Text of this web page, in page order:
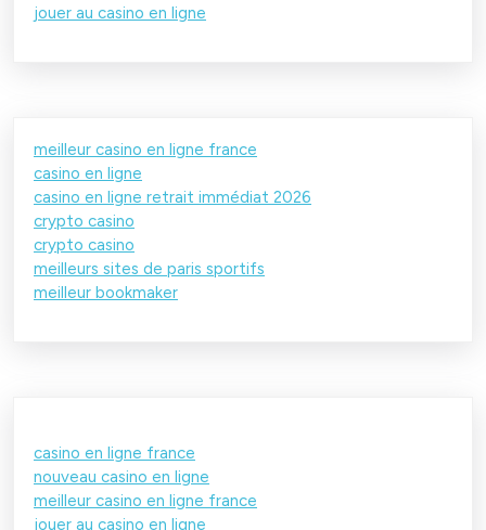
jouer au casino en ligne
meilleur casino en ligne france
casino en ligne
casino en ligne retrait immédiat 2026
crypto casino
crypto casino
meilleurs sites de paris sportifs
meilleur bookmaker
casino en ligne france
nouveau casino en ligne
meilleur casino en ligne france
jouer au casino en ligne